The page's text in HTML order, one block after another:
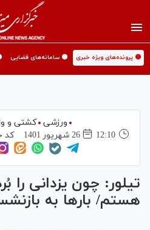
🟡 پرونده‌های ویژه خبری 🟡 سامانه‌های قضایی
ورزشی
کشتی و
12:10
26 شهريور 1401 کد
تیلور: چون یزدانی را
هستم/ بارها به